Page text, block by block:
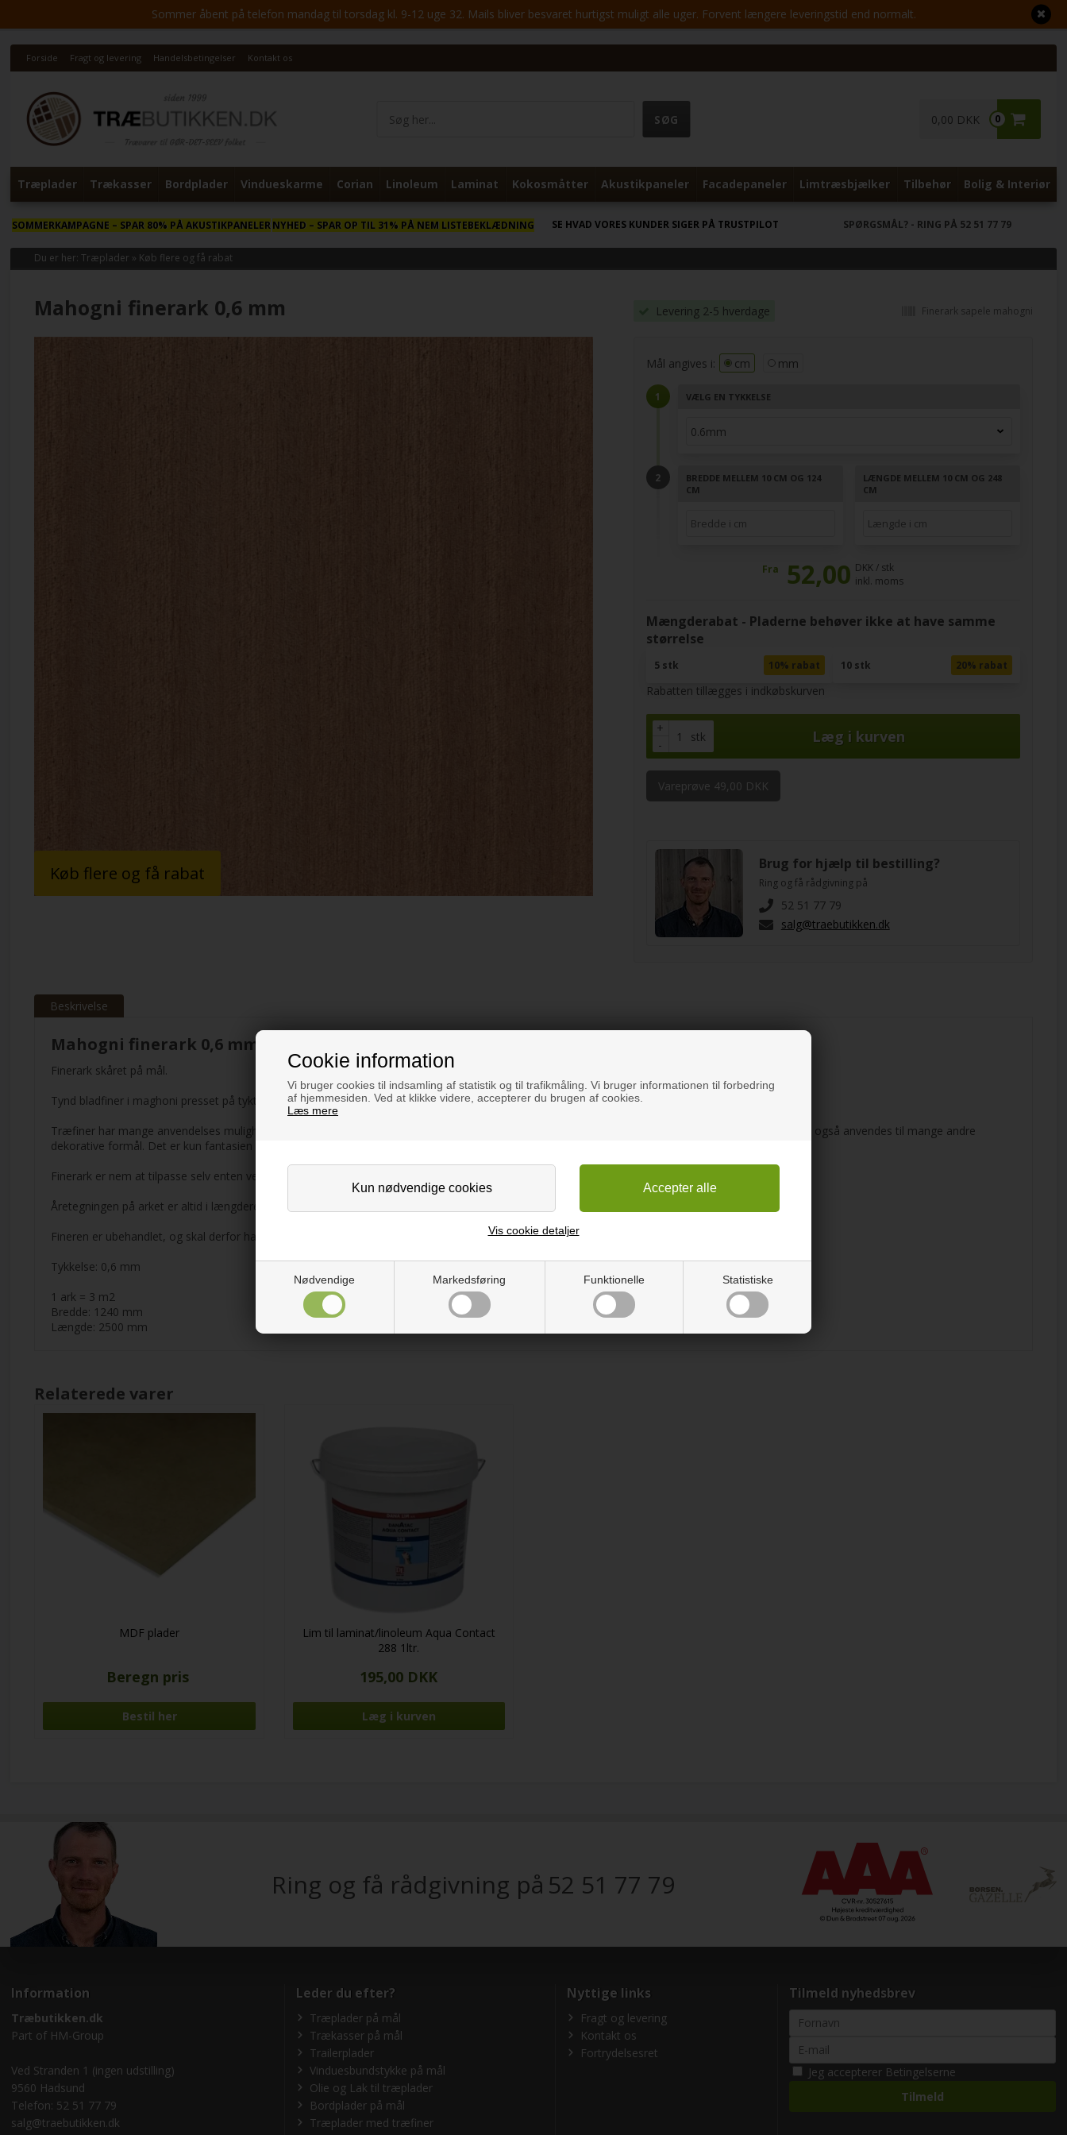
Cookie information
Vi bruger cookies til indsamling af statistik og til trafikmåling. Vi bruger informationen til forbedring
af hjemmesiden. Ved at klikke videre, accepterer du brugen af cookies.
Læs mere
Nødvendige Markedsføring Funktionelle Statistiske
Vis cookie detaljer
Sommer åbent på telefon mandag til torsdag kl. 9-12 uge 32. Mails bliver besvaret hurtigst muligt alle uger. Forvent længere leveringstid end normalt.
Forside Fragt og levering Handelsbetingelser Kontakt os
0
0,00 DKK
Træplader Trækasser Bordplader Vindueskarme Corian Linoleum Laminat Kokosmåtter Akustikpaneler Facadepaneler Limtræsbjælker Tilbehør Bolig & Interiør
SOMMERKAMPAGNE – SPAR 80% PÅ AKUSTIKPANELERNYHED – SPAR OP TIL 31% PÅ NEM LISTEBEKLÆDNING SE HVAD VORES KUNDER SIGER PÅ TRUSTPILOT SPØRGSMÅL? - RING PÅ 52 51 77 79
Du er her:Træplader » Køb flere og få rabat
Mahogni finerark 0,6 mm Levering 2-5 hverdage Finerark sapele mahogni
Køb flere og få rabat
Mål angives i: cm mm
VÆLG EN TYKKELSE
BREDDE MELLEM 10 CM OG 124
CM
LÆNGDE MELLEM 10 CM OG 248
CM
Fra 52,00 DKK / stk
inkl. moms
Mængderabat - Pladerne behøver ikke at have samme
størrelse
5 stk 10% rabat 10 stk 20% rabat
Rabatten tillægges i indkøbskurven
+
-
stk
Vareprøve 49,00 DKK
Brug for hjælp til bestilling?
Ring og få rådgivning på
52 51 77 79
salg@traebutikken.dk
Beskrivelse
Mahogni finerark 0,6 mm
Finerark skåret på mål.
Tynd bladfiner i maghoni presset på tykt papir. Høj fleksibilitet, nem at arbejde med og klar til at lime direkte ovenpå enhver ønsket overflade.
Træfiner har mange anvendelses muligheder og er et godt alternativ til massivt træ. Om du skal renovere gamle møbler, køkkenlåger eller døre. Kan også anvendes til mange andre
dekorative formål. Det er kun fantasien der sætter grænsen.
Finerark er nem at tilpasse selv enten ved at skærer, klippe eller stanse ud. Og derefter lim på den ønskede overflade.
Åretegningen på arket er altid i længderetning.
Fineren er ubehandlet, og skal derfor have enten lak, sæbe eller olie.
Tykkelse: 0,6 mm
1 ark = 3 m2
Bredde: 1240 mm
Længde: 2500 mm
Relaterede varer
MDF plader
Beregn pris
Bestil her
Lim til laminat/linoleum Aqua Contact
288 1ltr.
195,00 DKK
Ring og få rådgivning på 52 51 77 79
Information
Træbutikken.dk
Part of HM-Group
Ved Stranden 1 (ingen udstilling)
9560 Hadsund
Telefon: 52 51 77 79
salg@traebutikken.dk
Leder du efter?
Træplader på mål
Trækasser på mål
Trailerplader
Vinduesbundstykke på mål
Olie og Lak til træplader
Bordplader på mål
Træplader med træfiner
Nyttige links
Fragt og levering
Kontakt os
Fortrydelsesret
Tilmeld nyhedsbrev
Jeg accepterer Betingelserne